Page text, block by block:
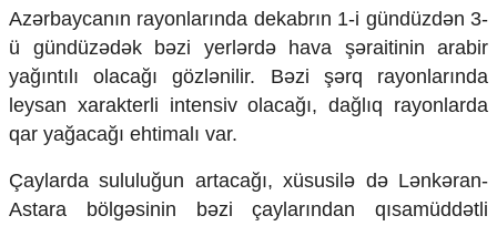
Elm və təhsil
Mədəniyyət
Diaspor
Yüksəliş hekayəsi
Mədəniyyətimizin Zəfəri
Zəfər Diasporu
Ailə və uşaq
Turizm
Azərbaycanın rayonlarında dekabrın 1-i gündüzdən 3-
ü gündüzədək bəzi yerlərdə hava şəraitinin arabir
yağıntılı olacağı gözlənilir. Bəzi şərq rayonlarında
leysan xarakterli intensiv olacağı, dağlıq rayonlarda
qar yağacağı ehtimalı var.
Çaylarda sululuğun artacağı, xüsusilə də Lənkəran-
Astara bölgəsinin bəzi çaylarından qısamüddətli